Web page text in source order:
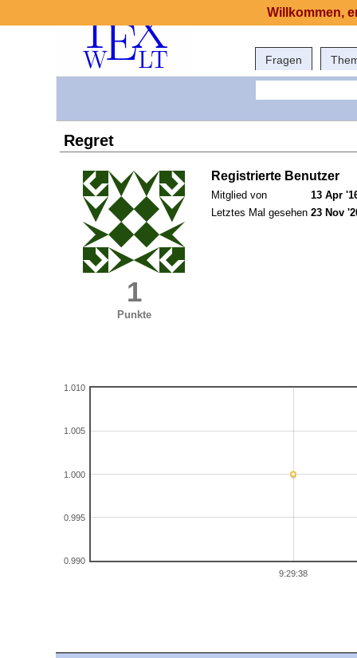
Fragen
Regret
1
Punkte
Registrierte Benutzer
Mitglied von
13 Apr
Letztes Mal gesehen 23 Nov
9:29:38
0.990
0.995
1.000
1.005
1.010
Willkommen,